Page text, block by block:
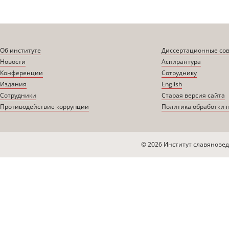
Об институте
Новости
Конференции
Издания
Сотрудники
Противодействие коррупции
Диссертационные
Аспирантура
Сотруднику
English
Старая версия сайта
Политика обработки
© 2026 Институт